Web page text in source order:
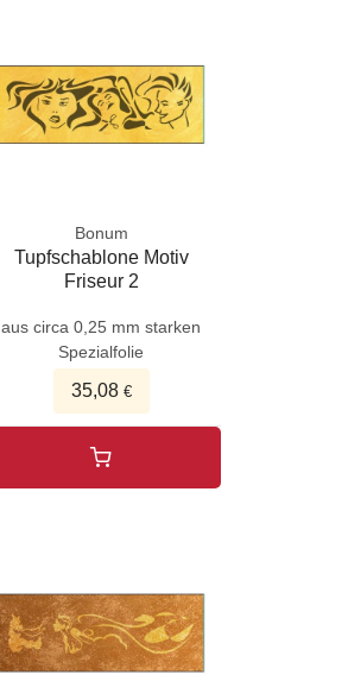
Bonum
Tupfschablone Motiv
Friseur 2
aus circa 0,25 mm starken
Spezialfolie
35,08€